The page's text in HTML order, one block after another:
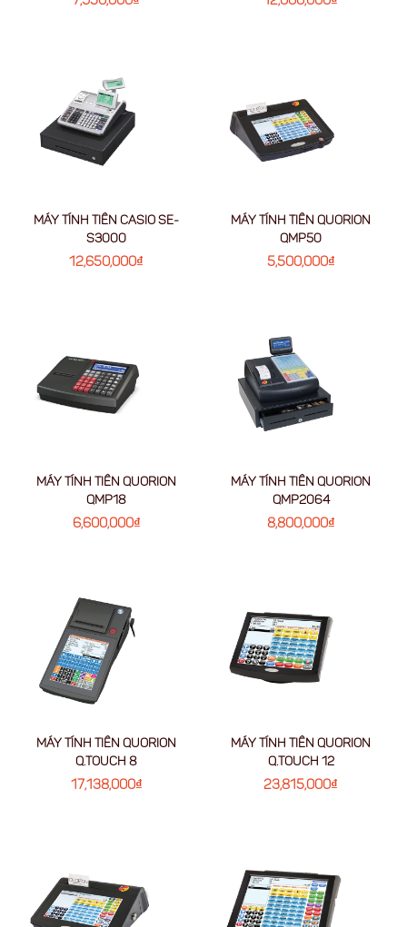
MÁY TÍNH TIỀN CASIO SE-
S3000
12,650,000₫
MÁY TÍNH TIỀN QUORION
QMP50
5,500,000₫
MÁY TÍNH TIỀN QUORION
QMP18
6,600,000₫
MÁY TÍNH TIỀN QUORION
QMP2064
8,800,000₫
MÁY TÍNH TIỀN QUORION
Q.TOUCH 8
17,138,000₫
MÁY TÍNH TIỀN QUORION
Q.TOUCH 12
23,815,000₫